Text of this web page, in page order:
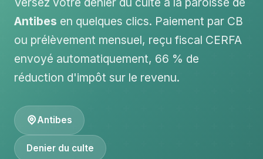
Antibes en quelques clics. Paiement par CB
ou prélèvement mensuel, reçu fiscal CERFA
envoyé automatiquement, 66 % de
réduction d'impôt sur le revenu.
Antibes
Denier du culte